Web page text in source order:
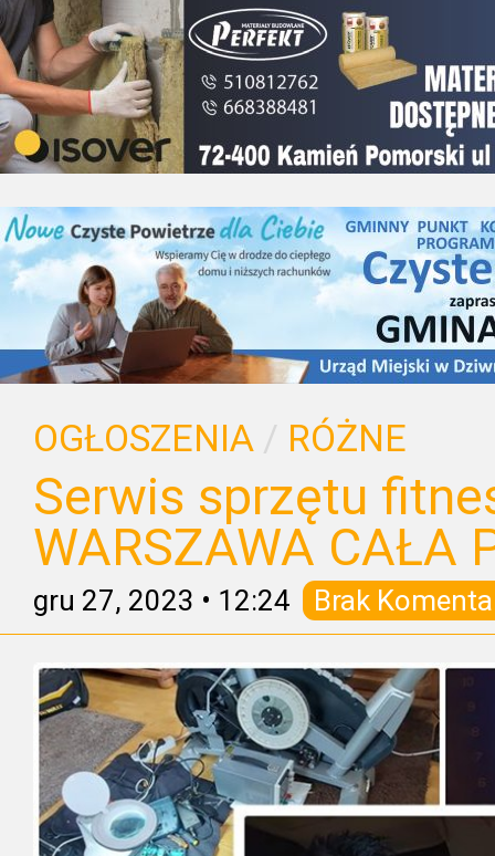
OGŁOSZENIA / RÓŻNE
Serwis sprzętu
WARSZAWA CAŁA
gru 27, 2023 • 12:24 Brak